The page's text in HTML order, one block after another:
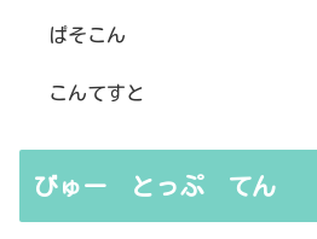
ぱそこん
こんてすと
びゅー とっぷ てん